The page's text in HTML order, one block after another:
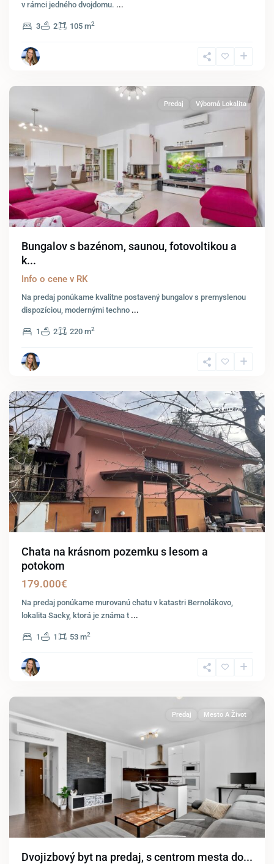
v rámci jedného dvojdomu. ...
3 2 105 m2
Predaj Výborná Lokalita
Bungalov s bazénom, saunou, fotovoltikou a
k...
Info o cene v RK
Na predaj ponúkame kvalitne postavený bungalov s premyslenou
dispozíciou, modernými techno ...
1 2 220 m2
Predaj Exkluzívne
Chata na krásnom pozemku s lesom a
potokom
179.000€
Na predaj ponúkame murovanú chatu v katastri Bernolákovo,
lokalita Sacky, ktorá je známa t ...
1 1 53 m2
Bratislava-
Nové
Predaj Mesto A Život
Dvojizbový byt na predaj, s centrom mesta do...